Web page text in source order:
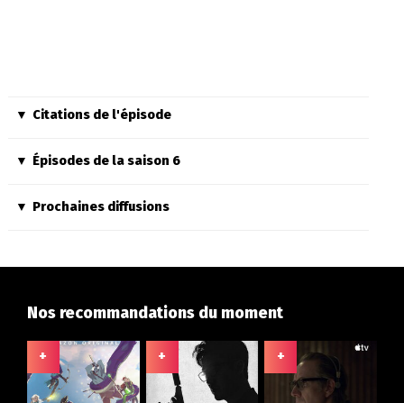
Citations de l'épisode
Épisodes de la saison 6
Prochaines diffusions
Nos recommandations du moment
+ + +